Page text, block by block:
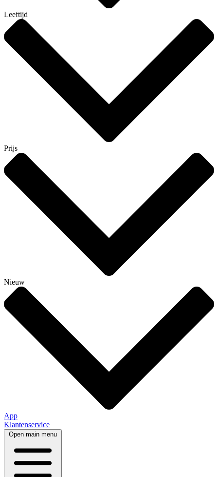
Leeftijd
Prijs
Nieuw
App
Klantenservice
Open main menu